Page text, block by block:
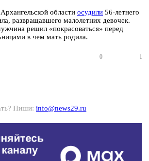
области осудили 56-летнего
развращавшего малолетних девочек.
решил «покрасоваться» перед
в чем мать родила.
0 1
Пиши: info@news29.ru